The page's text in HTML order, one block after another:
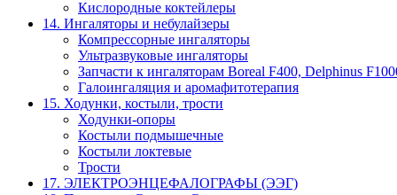
Кислородные коктейлеры
14. Ингаляторы и небулайзеры
Компрессорные ингаляторы
Ультразвуковые ингаляторы
Запчасти к ингаляторам Boreal F400, Delphinus
Галоингаляция и аромафитотерапия
15. Ходунки, костыли, трости
Ходунки-опоры
Костыли подмышечные
Костыли локтевые
Трости
17. ЭЛЕКТРО­ЭНЦЕФАЛОГРАФЫ (ЭЭГ)